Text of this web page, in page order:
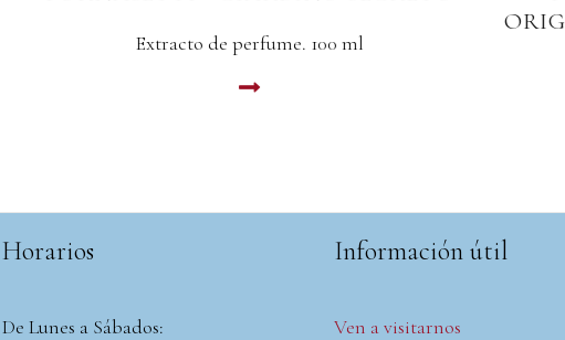
ORIGINALE TALVOLTA SCENTED
ROOM
Ambientador en spray. 100 ml
Horarios
De Lunes a Sábados:
Información útil
Ven a visitarnos